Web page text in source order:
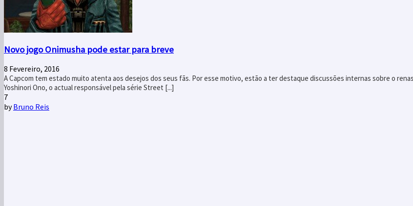
Novo jogo Onimusha pode estar para breve
8 Fevereiro, 2016
A Capcom tem estado muito atenta aos desejos dos seus fãs. Por esse motivo, estão a ter destaque discussões internas sobre o
Yoshinori Ono, o actual responsável pela série Street [...]
7
byBruno Reis